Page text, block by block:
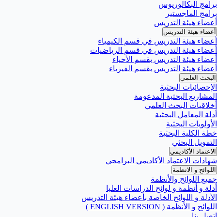
برامج البكالوريوس
برامج الماجستير
أعضاء هيئة التدريس
أعضاء هيئة التدريس
أعضاء هيئة التدريس في قسم الكيمياء
أعضاء هيئة التدريس في قسم الرياضيات
أعضاء هيئة التدريس بقسم الأحياء
أعضاء هيئة التدريس بقسم الفيزياء
البحث العلمي
الإحصائيات البحثية
المشاريع البحثية المدعومة
أخلاقيات البحث العلمي
أدلة المعامل البحثية
الأولويات البحثية
خطة الكلية البحثية
التمويل البحثي
الاعتماد الأكاديمي
شهادات الاعتماد الأكاديمي البرامجي
اللوائح و الانظمة
جميع اللوائح والأنظمة
أدلة و أنظمة و لوائح الدراسات العليا
الأدلة و اللوائح الخاصة بأعضاء هيئة التدريس
اللوائح و الأنظمة ( ENGLISH VERSION )